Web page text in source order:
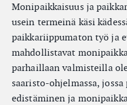
Monipaikkaisuus ja
usein termeinä käsi
paikkariippumaton työ ja
mahdollistavat
parhaillaan valmisteilla
saaristo-ohjelmassa,
edistäminen ja